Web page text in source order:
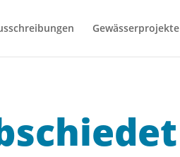
Gewässerprojekte